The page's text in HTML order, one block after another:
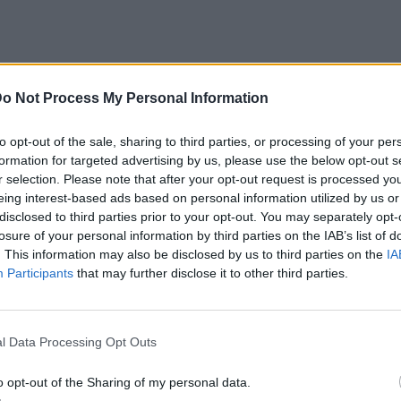
Not Process My Personal Information
opt-out of the sale, sharing to third parties, or processing of your
for targeted advertising by us, please use the below opt-out
selection. Please note that after your opt-out request is processed
interest-based ads based on personal information utilized by us
to third parties prior to your opt-out. You may separately
of your personal information by third parties on the IAB’s list of
This information may also be disclosed by us to third parties on the
Participants that may further disclose it to other third parties.
Data Processing Opt Outs
opt-out of the Sharing of my personal data.
του 112 από την Πολιτική